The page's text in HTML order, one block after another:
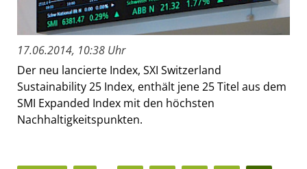
17.06.2014, 10:38 Uhr
Der neu lancierte Index, SXI Switzerland
Sustainability 25 Index, enthält jene 25 Titel aus dem
SMI Expanded Index mit den höchsten
Nachhaltigkeitspunkten.